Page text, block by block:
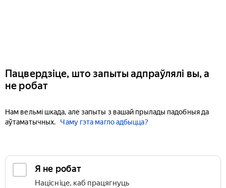
Пацвердзіце, што запыты адпраўлялі вы, а
не робат
Нам вельмі шкада, але запыты з вашай прылады падобныя да
аўтаматычных.
Чаму гэта магло адбыцца?
Я не робат
Націсніце, каб працягнуць